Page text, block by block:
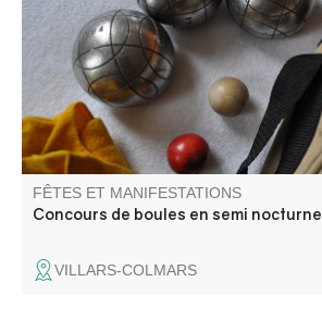
FÊTES ET MANIFESTATIONS
Concours de boules en semi nocturne
VILLARS-COLMARS